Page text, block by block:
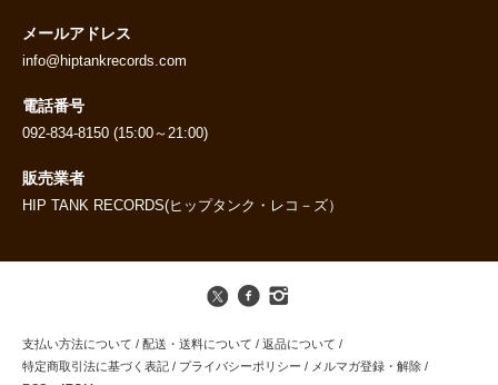
メールアドレス
info@hiptankrecords.com
電話番号
092-834-8150 (15:00～21:00)
販売業者
HIP TANK RECORDS(ヒップタンク・レコ－ズ）
支払い方法について / 配送・送料について / 返品について /
特定商取引法に基づく表記 / プライバシーポリシー / メルマガ登録・解除 /